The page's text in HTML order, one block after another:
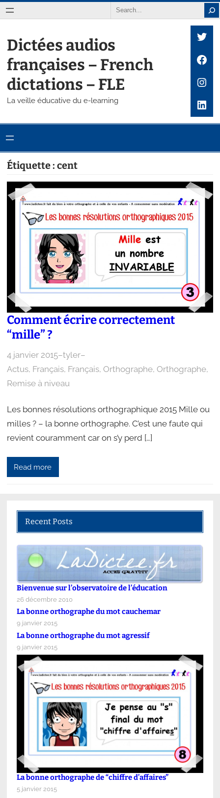
Aller
au
Search
Dictées audios
françaises – French
dictations – FLE
La veille éducative du e-learning
Étiquette : cent
Comment écrire correctement
“mille” ?
4 janvier 2015–tyler–
Actus, Français, Français, Orthographe, Orthographe
Remise à niveau
Les bonnes résolutions orthographique 2015 Mille ou
milles ? – la bonne orthographe. C’est une faute qui
revient couramment car on s’y perd […]
Read more
Recent Posts
Bienvenue sur l’observatoire de l’éducation
26 décembre 2010
La bonne orthographe du mot cauchemar
9 janvier 2015
La bonne orthographe du mot agressif
9 janvier 2015
La bonne orthographe de “chiffre d’affaires”
5 janvier 2015